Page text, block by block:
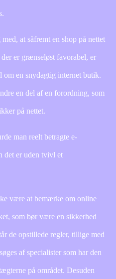
at såfremt en shop på nettet
er grænseløst favorabel, er
om en snydagtig internet butik.
en del af en forordning, som
på nettet.
man reelt betragte e-
det er uden tvivl et
være at bemærke om online
som bør være en sikkerhed
de opstillede regler, tillige med
af specialister som har den
på området. Desuden